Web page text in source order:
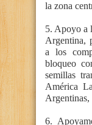
la zona
5. Apoyo a
Argentina,
a los
bloqueo
semillas
América
6.